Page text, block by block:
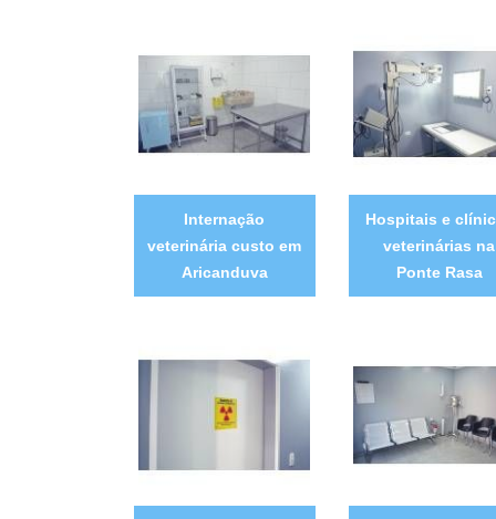
Internação
veterinária custo em
Aricanduva
Hospitais e
veterinárias na
Ponte Rasa